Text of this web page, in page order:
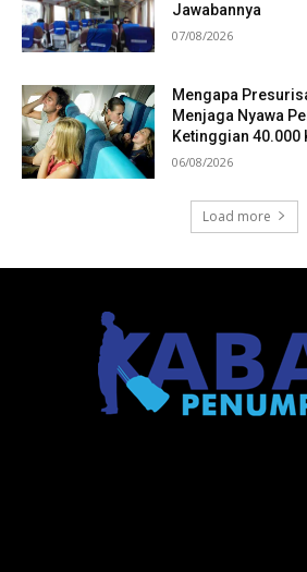
Jawabannya
07/08/2026
Mengapa
Menjaga Nyawa
Ketinggian 40.000
06/08/2026
Load more